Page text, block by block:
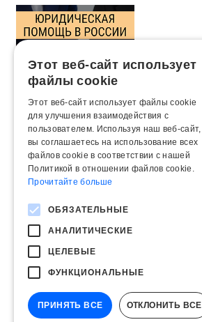
Этот веб-сайт использует
файлы cookie
Этот веб-сайт использует файлы cookie
для улучшения взаимодействия с
пользователем. Используя наш веб-сайт,
вы соглашаетесь на использование всех
файлов cookie в соответствии с нашей
Политикой в ​​отношении файлов cookie.
Прочитайте больше
ОБЯЗАТЕЛЬНЫЕ
АНАЛИТИЧЕСКИЕ
ЦЕЛЕВЫЕ
ФУНКЦИОНАЛЬНЫЕ
ПРИНЯТЬ ВСЕ ОТКЛОНИТЬ ВСЕ